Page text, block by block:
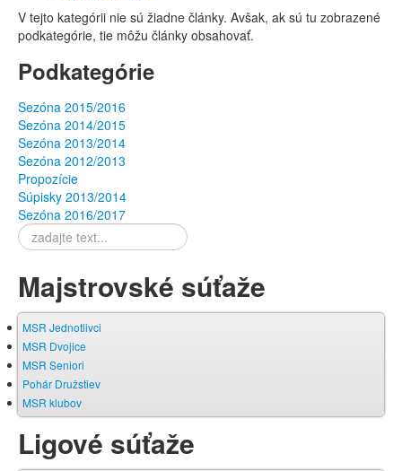
V tejto kategórii nie sú žiadne články. Avšak, ak sú tu zobrazené
podkategórie, tie môžu články obsahovať.
Podkategórie
Sezóna 2015/2016
Sezóna 2014/2015
Sezóna 2013/2014
Sezóna 2012/2013
Propozície
Súpisky 2013/2014
Sezóna 2016/2017
Hľadať
Majstrovské súťaže
MSR Jednotlivci
MSR Dvojice
MSR Seniori
Pohár Družstiev
MSR klubov
Ligové súťaže